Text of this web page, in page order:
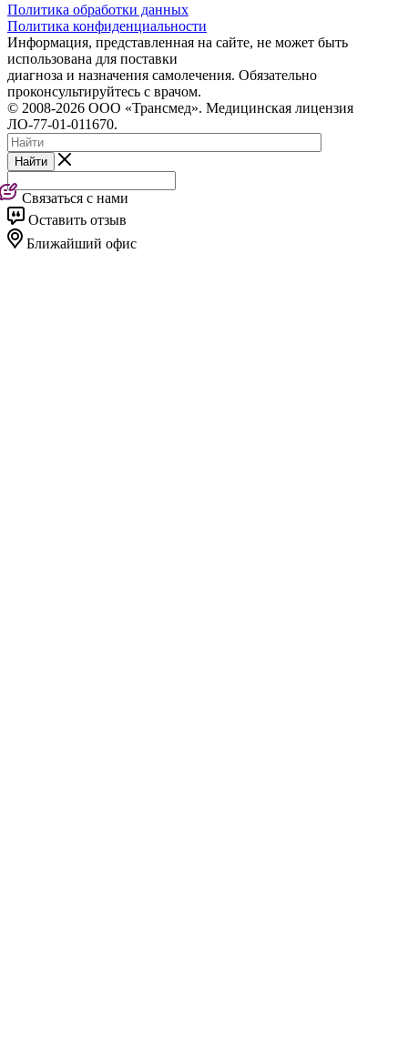
Политика обработки данных
Политика конфиденциальности
Информация, представленная на сайте, не может быть
использована для поставки
диагноза и назначения самолечения. Обязательно
проконсультируйтесь с врачом.
© 2008-2026 ООО «Трансмед». Медицинская лицензия
ЛО-77-01-011670.
Найти
Связаться с нами
Оставить отзыв
Ближайший офис